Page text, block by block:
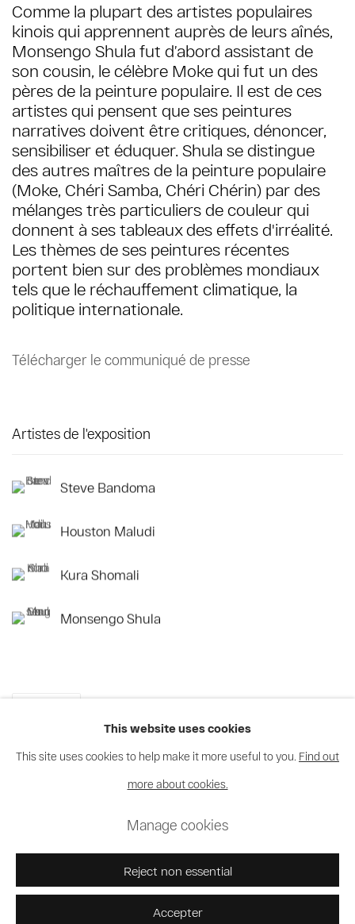
Comme la plupart des artistes populaires
kinois qui apprennent auprès de leurs aînés,
Monsengo Shula fut d’abord assistant de
son cousin, le célèbre Moke qui fut un des
pères de la peinture populaire. Il est de ces
artistes qui pensent que ses peintures
narratives doivent être critiques, dénoncer,
sensibiliser et éduquer. Shula se distingue
des autres maîtres de la peinture populaire
(Moke, Chéri Samba, Chéri Chérin) par des
mélanges très particuliers de couleur qui
donnent à ses tableaux des effets d'irréalité.
Les thèmes de ses peintures récentes
portent bien sur des problèmes mondiaux
tels que le réchauffement climatique, la
politique internationale.
Télécharger le communiqué de presse
Artistes de l'exposition
Steve Bandoma
Houston Maludi
Kura Shomali
Monsengo Shula
Site by Artlogic
This website uses cookies
This site uses cookies to help make it more useful to you. Find out
more about cookies.
Manage cookies
Reject non essential
Accepter